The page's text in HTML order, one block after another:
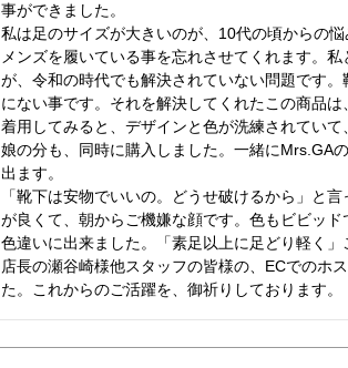
事ができました。
私は足のサイズが大きいのが、10代の頃からの
メンズを履いている事を忘れさせてくれます。
が、令和の時代でも解決されていない問題です
にない事です。それを解決してくれたこの商品
着用してみると、デザインと色が洗練されてい
娘の分も、同時に購入しました。一緒にMrs.GA
出ます。
「靴下は安物でいいの。どうせ破けるから」と
が良くて、朝からご機嫌な顔です。色もビビッ
色違いに出来ました。「素足以上に足どり軽く
店長の瀬谷崎様他スタッフの皆様の、ECでのホ